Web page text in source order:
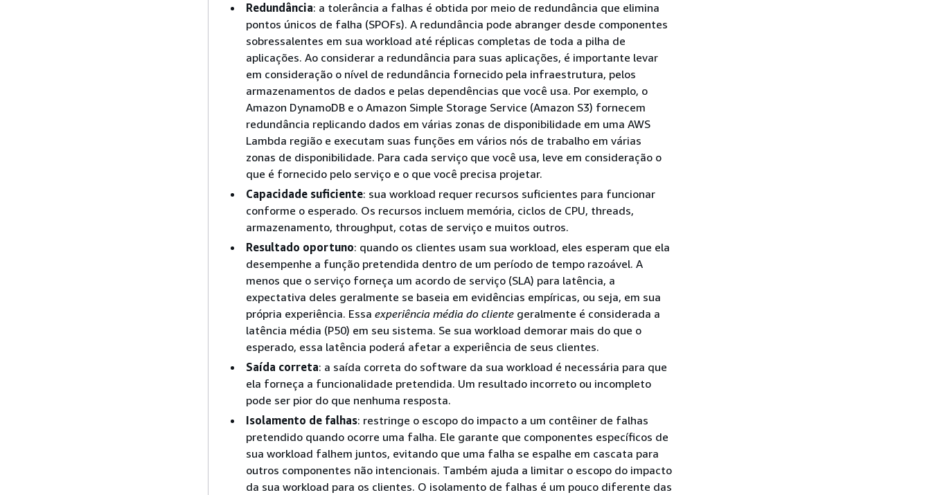
Redundância: a tolerância a falhas é obtida por meio de redundância que elimina
pontos únicos de falha (SPOFs). A redundância pode abranger desde componentes
sobressalentes em sua workload até réplicas completas de toda a pilha de
aplicações. Ao considerar a redundância para suas aplicações, é importante levar
em consideração o nível de redundância fornecido pela infraestrutura, pelos
armazenamentos de dados e pelas dependências que você usa. Por exemplo, o
Amazon DynamoDB e o Amazon Simple Storage Service (Amazon S3) fornecem
redundância replicando dados em várias zonas de disponibilidade em uma AWS
Lambda região e executam suas funções em vários nós de trabalho em várias
zonas de disponibilidade. Para cada serviço que você usa, leve em consideração o
que é fornecido pelo serviço e o que você precisa projetar.
Capacidade suficiente: sua workload requer recursos suficientes para funcionar
conforme o esperado. Os recursos incluem memória, ciclos de CPU, threads,
armazenamento, throughput, cotas de serviço e muitos outros.
Resultado oportuno: quando os clientes usam sua workload, eles esperam que ela
desempenhe a função pretendida dentro de um período de tempo razoável. A
menos que o serviço forneça um acordo de serviço (SLA) para latência, a
expectativa deles geralmente se baseia em evidências empíricas, ou seja, em sua
própria experiência. Essa experiência média do cliente geralmente é considerada a
latência média (P50) em seu sistema. Se sua workload demorar mais do que o
esperado, essa latência poderá afetar a experiência de seus clientes.
Saída correta: a saída correta do software da sua workload é necessária para que
ela forneça a funcionalidade pretendida. Um resultado incorreto ou incompleto
pode ser pior do que nenhuma resposta.
Isolamento de falhas: restringe o escopo do impacto a um contêiner de falhas
pretendido quando ocorre uma falha. Ele garante que componentes específicos de
sua workload falhem juntos, evitando que uma falha se espalhe em cascata para
outros componentes não intencionais. Também ajuda a limitar o escopo do impacto
da sua workload para os clientes. O isolamento de falhas é um pouco diferente das